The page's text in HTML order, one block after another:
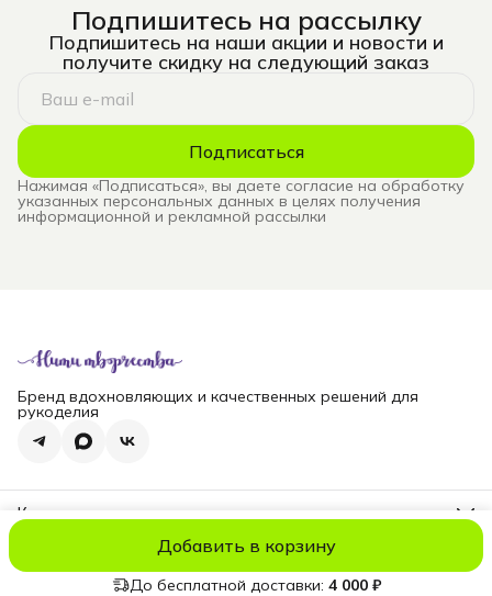
Добавить в корзину
До бесплатной доставки: 4 000 ₽
Подпишитесь на рассылку
Подпишитесь на наши акции и новости и
получите скидку на следующий заказ
Подписаться
Нажимая «Подписаться», вы даете согласие на обработку
указанных персональных данных в целях получения
информационной и рекламной рассылки
Бренд вдохновляющих и качественных решений для
рукоделия
Контакты
Эл. почта
nititv@yandex.ru
© niti_liveОплатаДоставкаПравила возвратаРеквизиты